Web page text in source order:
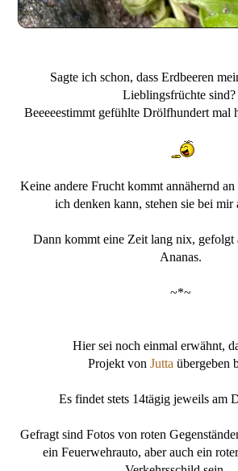
Sagte ich schon, dass Erdbeeren
Lieblingsfrüchte sind?
Beeeeestimmt gefühlte Drölfhundert mal
Keine andere Frucht kommt annähernd
ich denken kann, stehen sie bei mir
Dann kommt eine Zeit lang nix, gefolgt
Ananas.
~*~
Hier sei noch einmal erwähnt,
Projekt von Jutta übergeben
Es findet stets 14tägig jeweils am
Gefragt sind Fotos von roten
ein Feuerwehrauto, aber auch ein